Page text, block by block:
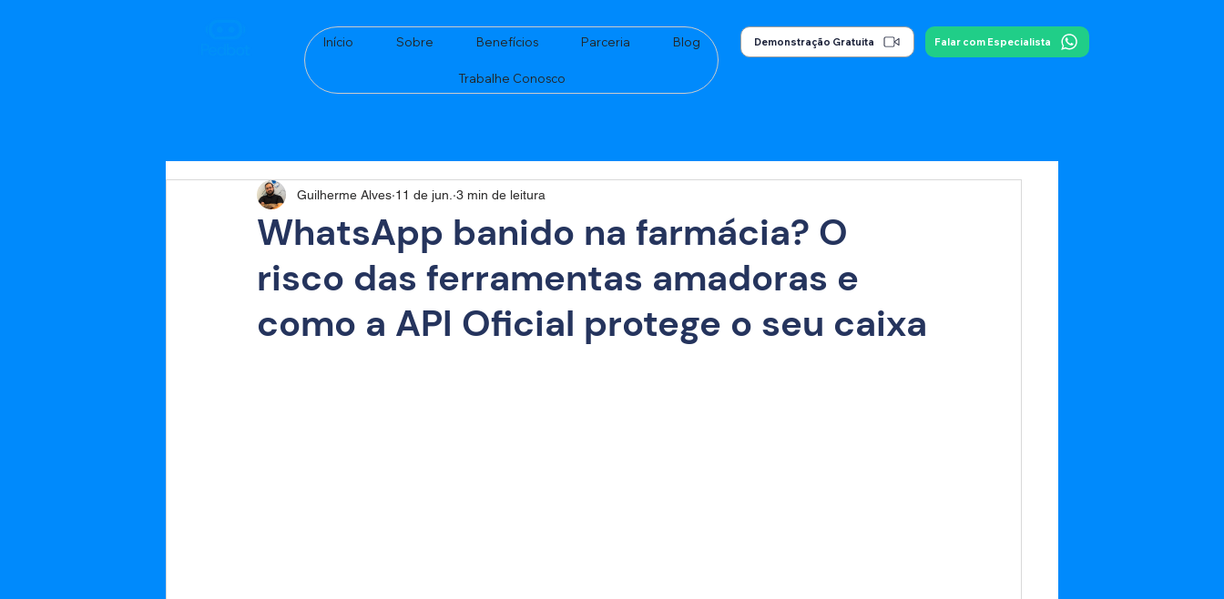
Início Sobre Benefícios Parceria Blog
Trabalhe Conosco
Demonstração Gratuita Falar com Especialista
WhatsApp banido na farmácia? O
risco das ferramentas amadoras e
como a API Oficial protege o seu caixa
Guilherme Alves 11 de jun. 3 min de leitura